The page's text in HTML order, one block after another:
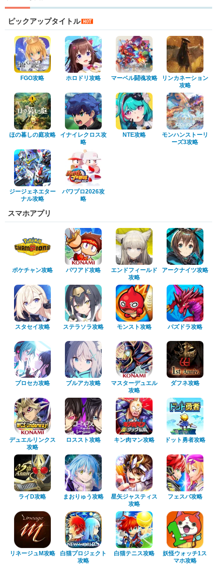
ピックアップタイトル
FGO攻略 ホロドリ攻略 マーベル闘魂攻略
リンカネーション
攻略
ほの暮しの庭攻略
イナイレクロス攻
略
NTE攻略
モンハンストーリ
ーズ3攻略
ジージェネエター
ナル攻略
パワプロ2026攻
略
スマホアプリ
ポケチャン攻略 パワアド攻略
エンドフィールド
攻略
アークナイツ攻略
スタセイ攻略 ステラソラ攻略 モンスト攻略 パズドラ攻略
プロセカ攻略 ブルアカ攻略
マスターデュエル
攻略
ダフネ攻略
デュエルリンクス
攻略
ロススト攻略 キン肉マン攻略 ドット勇者攻略
ライD攻略 まおりゅう攻略
星矢ジャスティス
攻略
フェスバ攻略
リネージュM攻略
白猫プロジェクト
攻略
白猫テニス攻略
妖怪ウォッチ1ス
マホ攻略